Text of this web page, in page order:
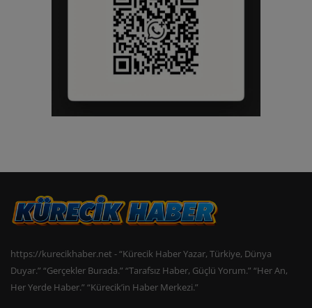
https://kurecikhaber.net - “Kürecik Haber Yazar, Türkiye, Dünya
Duyar.” “Gerçekler Burada.” “Tarafsız Haber, Güçlü Yorum.” “Her An,
Her Yerde Haber.” “Kürecik’in Haber Merkezi.”